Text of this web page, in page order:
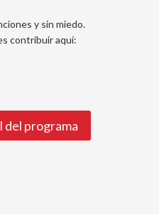
y sin miedo.
contribuir aquí:
del programa